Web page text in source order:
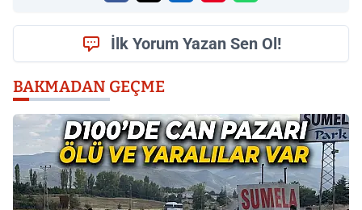
İlk Yorum Yazan Sen Ol!
BAKMADAN GEÇME